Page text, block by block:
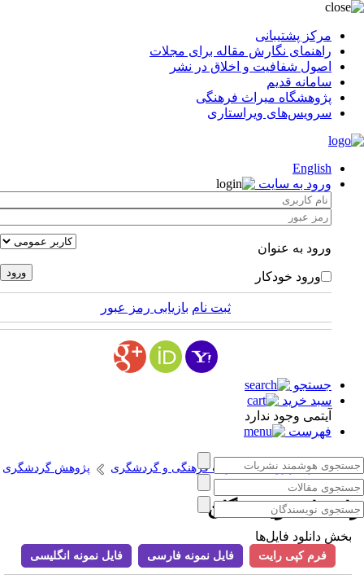
مرکز پشتیبانی
راهنمای نگارش مقاله برای مجلات
اصول شفافیت و اخلاق در نشر
سامانه قدیم
پژوهشگاه میراث فرهنگی
سرویس‌های ویراستاری
English
ورود به سایت
ورود به عنوان
ورود خودکار
ثبت نام بازیابی رمز عبور
جستجو
سبد خرید
آیتمی وجود ندارد
فهرست
انتشارات پژوهشگاه میراث فرهنگی و گردشگری پژوهش گردشگری
نویسندگان
بخش دانلود فایل‌ها
فرم کپی رایت فایل نمونه فارسی فایل نمونه انگلیسی